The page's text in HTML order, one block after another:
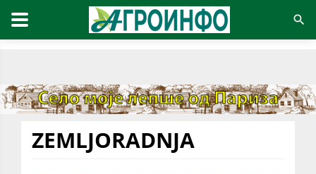
ZEMLJORADNJA